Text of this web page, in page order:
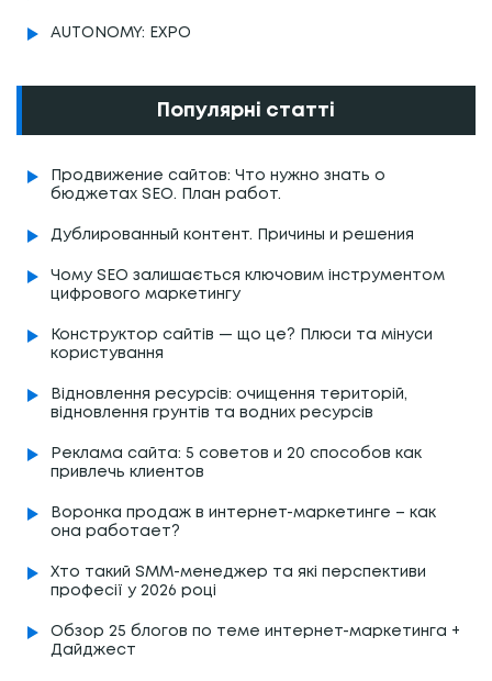
AUTONOMY: EXPO
Популярні статті
Продвижение сайтов: Что нужно знать о
бюджетах SEO. План работ.
Дублированный контент. Причины и решения
Чому SEO залишається ключовим інструментом
цифрового маркетингу
Конструктор сайтів — що це? Плюси та мінуси
користування
Відновлення ресурсів: очищення територій,
відновлення грунтів та водних ресурсів
Реклама сайта: 5 советов и 20 способов как
привлечь клиентов
Воронка продаж в интернет-маркетинге – как
она работает?
Хто такий SMM-менеджер та які перспективи
професії у 2026 році
Обзор 25 блогов по теме интернет-маркетинга +
Дайджест